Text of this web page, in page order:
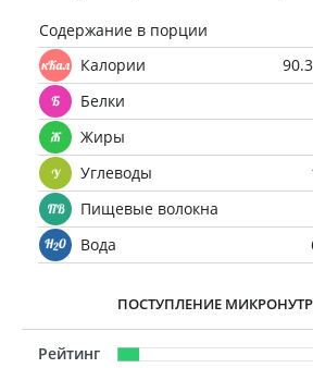
Содержание в порции
Калории
Белки
Жиры
Углеводы
Пищевые волокна
Вода
ПОСТУПЛЕНИЕ
Рейтинг